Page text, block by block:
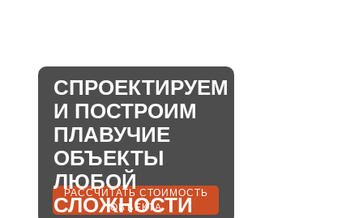
РАССЧИТАТЬ СТОИМОСТЬ
ОБЪЕКТА
СПРОЕКТИРУЕМ
И ПОСТРОИМ
ПЛАВУЧИЕ
ОБЪЕКТЫ
ЛЮБОЙ
СЛОЖНОСТИ